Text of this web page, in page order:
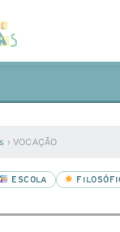
› VOCAÇÃO
ESCOLA